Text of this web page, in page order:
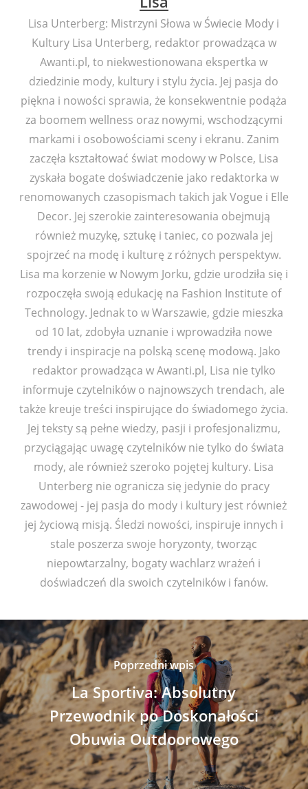
Lisa Unterberg: Mistrzyni Słowa w Świecie Mody i
Kultury Lisa Unterberg, redaktor prowadząca w
Awanti.pl, to niekwestionowana ekspertka w
dziedzinie mody, kultury i stylu życia. Jej pasja do
piękna i nowości sprawia, że konsekwentnie podąża
za boomem wellness oraz nowymi, wschodzącymi
markami i osobowościami sceny i ekranu. Zanim
zaczęła kształtować świat modowy w Polsce, Lisa
zyskała bogate doświadczenie jako redaktorka w
renomowanych czasopismach takich jak Vogue i Elle
Decor. Jej szerokie zainteresowania obejmują
również muzykę, sztukę i taniec, co pozwala jej
spojrzeć na modę i kulturę z różnych perspektyw.
Lisa ma korzenie w Nowym Jorku, gdzie urodziła się i
rozpoczęła swoją edukację na Fashion Institute of
Technology. Jednak to w Warszawie, gdzie mieszka
od 10 lat, zdobyła uznanie i wprowadziła nowe
trendy i inspiracje na polską scenę modową. Jako
redaktor prowadząca w Awanti.pl, Lisa nie tylko
informuje czytelników o najnowszych trendach, ale
także kreuje treści inspirujące do świadomego życia.
Jej teksty są pełne wiedzy, pasji i profesjonalizmu,
przyciągając uwagę czytelników nie tylko do świata
mody, ale również szeroko pojętej kultury. Lisa
Unterberg nie ogranicza się jedynie do pracy
zawodowej - jej pasja do mody i kultury jest również
jej życiową misją. Śledzi nowości, inspiruje innych i
stale poszerza swoje horyzonty, tworząc
niepowtarzalny, bogaty wachlarz wrażeń i
doświadczeń dla swoich czytelników i fanów.
Poprzedni wpis
La Sportiva: Absolutny
Przewodnik po Doskonałości
Obuwia Outdoorowego